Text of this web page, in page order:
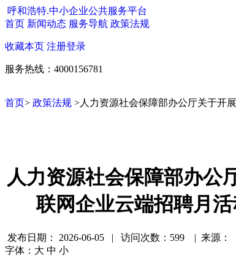
呼和浩特.中小企业公共服务平台
首页 新闻动态 服务导航 政策法规
收藏本页 注册登录
服务热线：4000156781
首页> 政策法规 >人力资源社会保障部办公厅关于开
人力资源社会保障部办公
联网企业云端招聘月
发布日期：
2026-06-05 | 访问次数：599 | 来源：
字体： 大 中 小